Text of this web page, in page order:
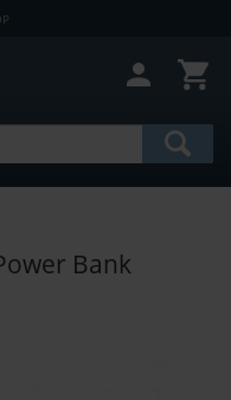
Bank